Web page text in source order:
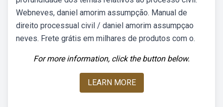
Webneves, daniel amorim assumpção. Manual de
direito processual civil / daniel amorim assumpçao
neves. Frete grátis em milhares de produtos com o.
For more information, click the button below.
LEARN MORE